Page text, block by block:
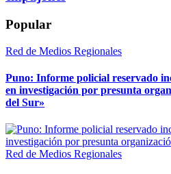
Popular
Red de Medios Regionales
Puno: Informe policial reservado
en investigación por presunta
del Sur»
Red de Medios Regionales